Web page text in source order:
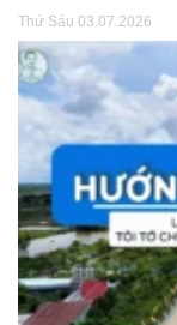
Thứ Sáu 03.07.2026